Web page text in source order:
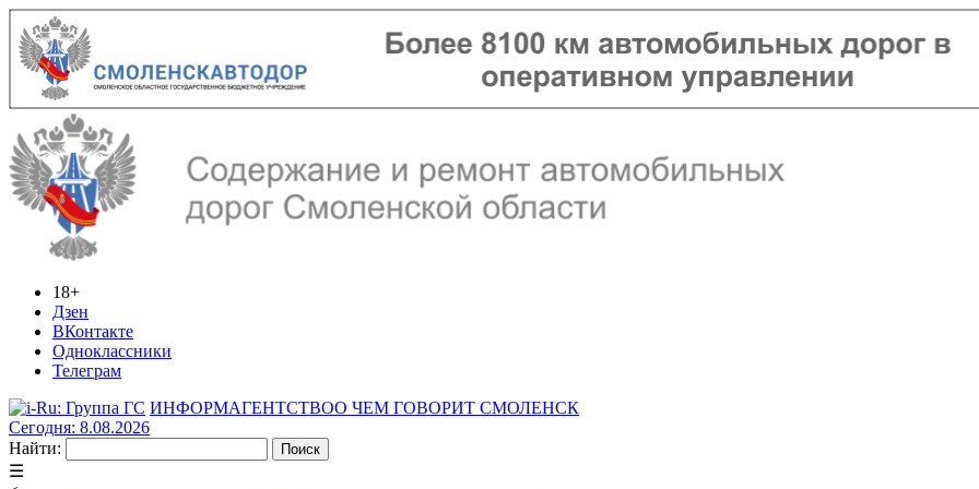
18+
Дзен
ВКонтакте
Одноклассники
Телеграм
ИНФОРМАГЕНТСТВОО ЧЕМ ГОВОРИТ СМОЛЕНСК
Сегодня: 8.08.2026
Найти:
☰